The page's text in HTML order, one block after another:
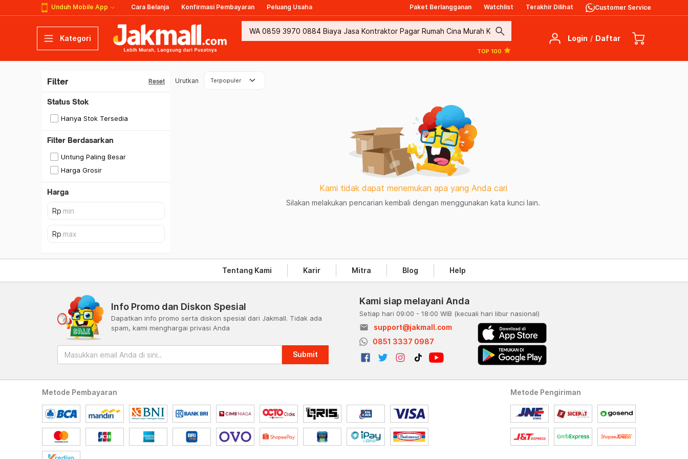
Unduh Mobile App Cara Belanja Konfirmasi Pembayaran Peluang Usaha Paket Berlangganan Watchlist Terakhir Dilihat Customer Service
Kategori search
TOP 100
Login / Daftar
Filter Reset
Status Stok
Hanya Stok Tersedia
Filter Berdasarkan
Untung Paling Besar
Harga Grosir
Harga
Urutkan Terpopuler keyboard_arrow_down
Kami tidak dapat menemukan apa yang Anda cari
Silakan melakukan pencarian kembali dengan menggunakan kata kunci lain.
Tentang Kami Karir Mitra Blog Help
Info Promo dan Diskon Spesial
Dapatkan info promo serta diskon spesial dari Jakmall. Tidak ada
spam, kami menghargai privasi Anda
Submit
Kami siap melayani Anda
Setiap hari 09:00 - 18:00 WIB (kecuali hari libur nasional)
email
support@jakmall.com
0851 3337 0987
Metode Pembayaran Metode Pengiriman